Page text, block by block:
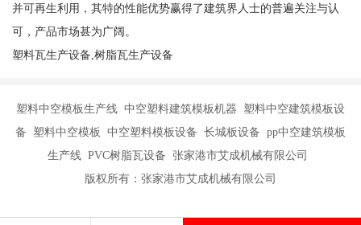
并可再生利用，其特的性能优势赢得了建筑界人士的普遍关注与认
可，产品市场甚为广阔。
塑料瓦生产设备,树脂瓦生产设备
塑料中空模板生产线 中空塑料建筑模板机器 塑料中空建筑模板设
备 塑料中空模板 中空塑料模板设备 长城板设备 pp中空建筑模板
生产线 PVC树脂瓦设备 张家港市艾成机械有限公司
版权所有：张家港市艾成机械有限公司